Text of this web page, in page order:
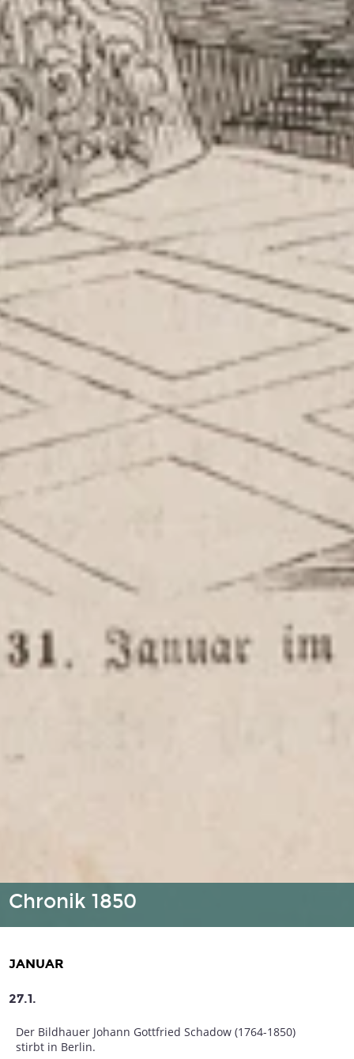
Chronik 1850
JANUAR
27.1.
Der Bildhauer Johann Gottfried Schadow (1764-1850)
stirbt in Berlin.